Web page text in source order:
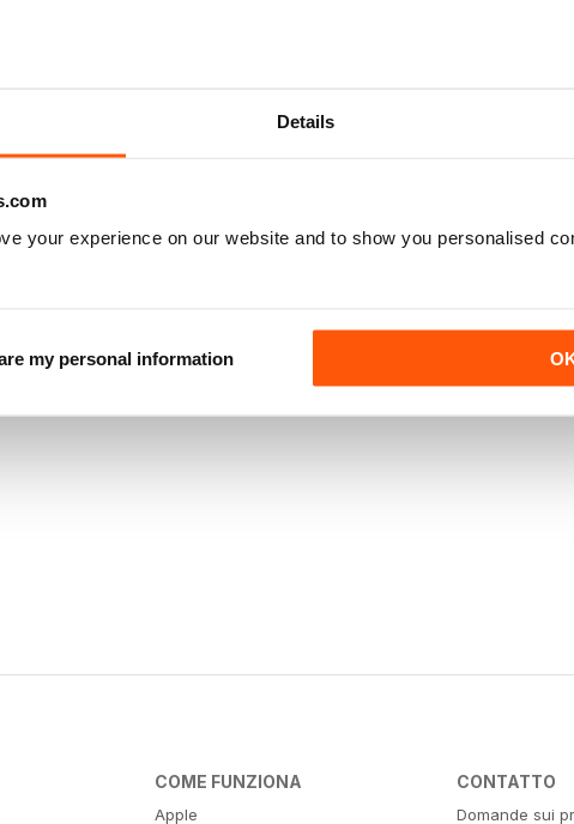
Details
your experience on our website and to show you personalised
my personal information
COME FUNZIONA
Apple
CONTATTO
Domande sui